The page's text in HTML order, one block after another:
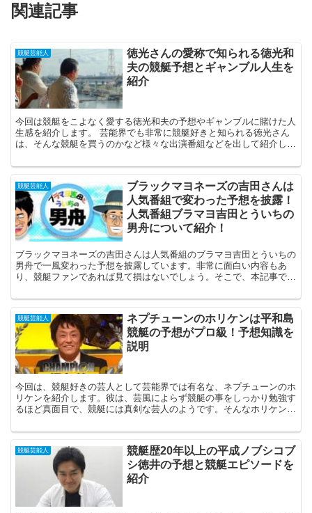
関連記事
競艇芸能人
徳光さんの愛称で知られる徳光和
夫の競艇予想とギャンブル人生を
紹介
今回は競艇をこよなく愛する徳光和夫の予想やギャンブルに賭けた人
生感を紹介します。 芸能界でも非常に競艇好きと知られる徳光さん
は、そんな競艇を買うのかなど様々な出演番組などを出して紹介しま
競艇芸能人
ブラックマヨネーズの吉田さんは
人気番組で変わった予想を披露！
人気番組ブラマヨ吉田とういちの
男舟について紹介！
ブラックマヨネーズの吉田さんは人気番組のブラマヨ吉田とういちの
男舟で一風変わった予想を披露しています。非常に面白い内容もあ
り、競艇ファンであれば見て損はないでしょう。そこで、本記事では
のかを紹介していきます。
競艇芸能人
ネプチューンのホリケンは平和島
競艇の予想がプロ級！予想知識を
説明
今回は、競艇好きの芸人として芸能界では有名な、ネプチューンのホ
リケンを紹介します。彼は、芸風によらず競艇の事をしっかり勉強す
るほど真面目で、競艇には真剣な芸人のようです。そんなホリケンの
競艇芸能人
競艇歴20年以上の平成ノブシコブ
シ徳井の予想と競艇エピソードを
紹介